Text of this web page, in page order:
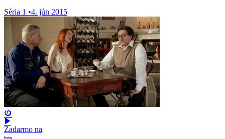
Séria 1 •4. jún 2015
Zadarmo na